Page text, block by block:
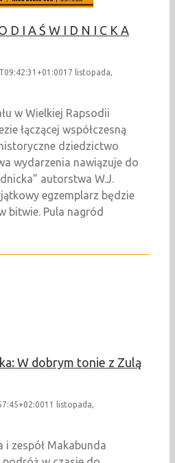
D I A Ś W I D N I C K A
17 listopada,
w Wielkiej Rapsodii
łączącej współczesną
dziedzictwo
wydarzenia nawiązuje do
autorstwa W.J.
egzemplarz będzie
bitwie. Pula nagród
W dobrym tonie z Zulą
11 listopada,
i zespół Makabunda